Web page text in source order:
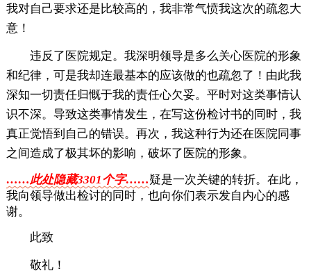
我对自己要求还是比较高的，我非常气愤我这次的疏忽大
意！
违反了医院规定。我深明领导是多么关心医院的形象
和纪律，可是我却连最基本的应该做的也疏忽了！由此我
深知一切责任归慨于我的责任心欠妥。平时对这类事情认
识不深。导致这类事情发生，在写这份检讨书的同时，我
真正觉悟到自己的错误。再次，我这种行为还在医院同事
之间造成了极其坏的影响，破坏了医院的形象。
……此处隐藏3301个字……疑是一次关键的转折。在此，
我向领导做出检讨的同时，也向你们表示发自内心的感
谢。
此致
敬礼！